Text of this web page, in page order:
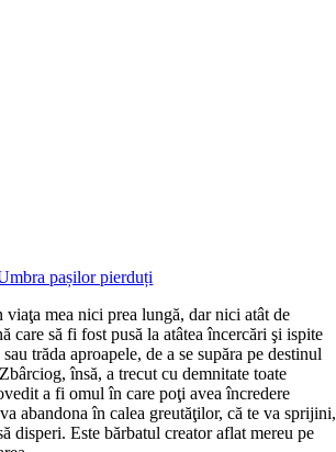
pașilor pierduți
viaţa mea nici prea lungă, dar nici atât de
care să fi fost pusă la atâtea încercări şi ispite
trăda aproapele, de a se supăra pe destinul
însă, a trecut cu demnitate toate
a fi omul în care poţi avea încredere
abandona în calea greutăţilor, că te va sprijini,
disperi. Este bărbatul creator aflat mereu pe